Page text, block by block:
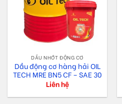
DẦU NHỚT ĐỘNG CƠ
Dầu động cơ hàng hải OIL
TECH MRE BN5 CF – SAE 30
Liên hệ